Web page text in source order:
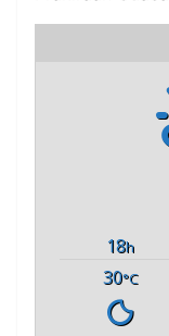
18h
30°C